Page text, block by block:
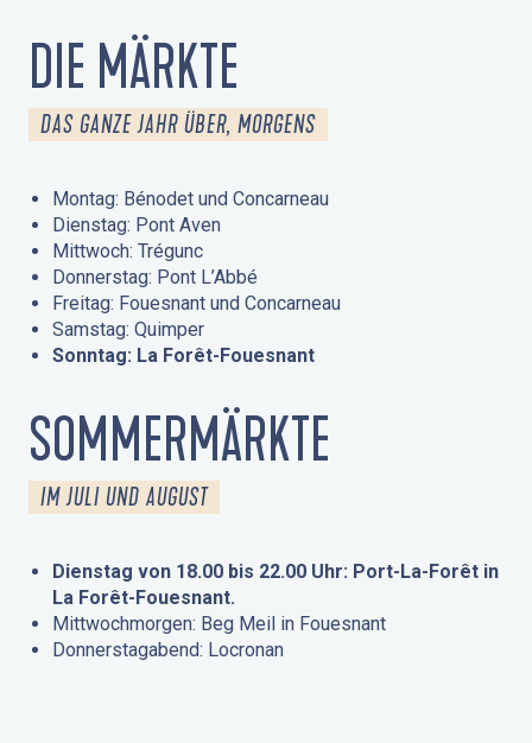
DIE MÄRKTE
DAS GANZE JAHR ÜBER, MORGENS
Montag: Bénodet und Concarneau
Dienstag: Pont Aven
Mittwoch: Trégunc
Donnerstag: Pont L’Abbé
Freitag: Fouesnant und Concarneau
Samstag: Quimper
Sonntag: La Forêt-Fouesnant
SOMMERMÄRKTE
IM JULI UND AUGUST
Dienstag von 18.00 bis 22.00 Uhr: Port-La-Forêt in
La Forêt-Fouesnant.
Mittwochmorgen: Beg Meil in Fouesnant
Donnerstagabend: Locronan